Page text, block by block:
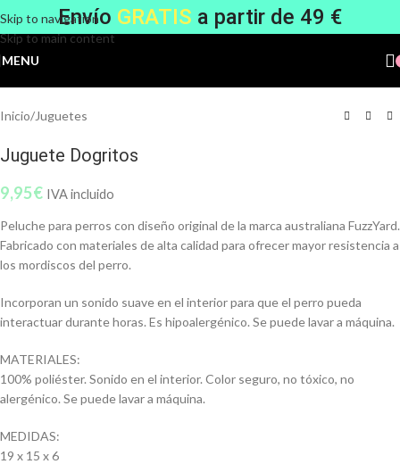
Skip to navigation
Skip to main content
Envío GRATIS a partir de 49 €
MENU
Inicio/Juguetes
Juguete Dogritos
9,95€ IVA incluido
Peluche para perros con diseño original de la marca australiana FuzzYard.
Fabricado con materiales de alta calidad para ofrecer mayor resistencia a
los mordiscos del perro.
Incorporan un sonido suave en el interior para que el perro pueda
interactuar durante horas. Es hipoalergénico. Se puede lavar a máquina.
MATERIALES:
100% poliéster. Sonido en el interior. Color seguro, no tóxico, no
alergénico. Se puede lavar a máquina.
MEDIDAS:
19 x 15 x 6